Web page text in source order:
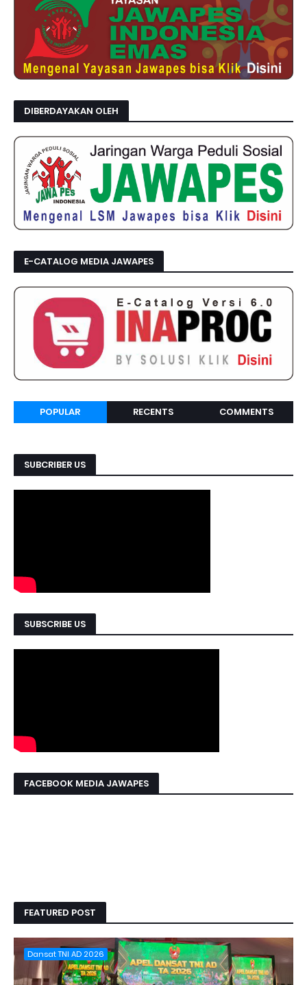
DIBERDAYAKAN OLEH
E-CATALOG MEDIA JAWAPES
POPULAR RECENTS COMMENTS
SUBCRIBER US
SUBSCRIBE US
FACEBOOK MEDIA JAWAPES
FEATURED POST
Dansat TNI AD 2026